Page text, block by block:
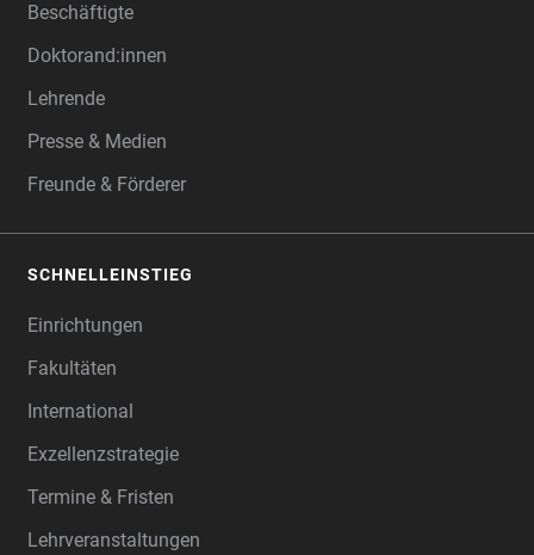
Beschäftigte
Doktorand:innen
Lehrende
Presse & Medien
Freunde & Förderer
SCHNELLEINSTIEG
Einrichtungen
Fakultäten
International
Exzellenzstrategie
Termine & Fristen
Lehrveranstaltungen